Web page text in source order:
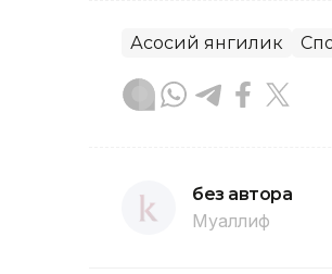
Асосий янгилик
без автора
Муаллиф